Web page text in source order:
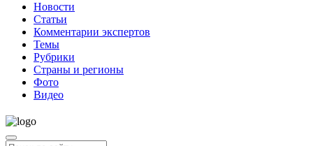
Новости
Статьи
Комментарии экспертов
Темы
Рубрики
Страны и регионы
Фото
Видео